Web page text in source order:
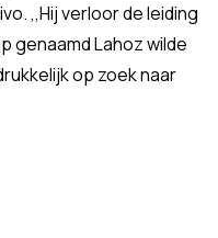
,,Hij verloor de leiding
genaamd Lahoz wilde
op zoek naar